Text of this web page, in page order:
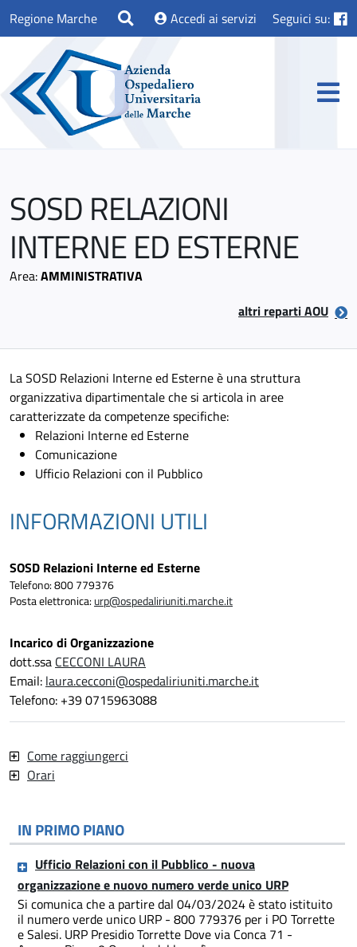
Regione Marche Accedi ai servizi Seguici su:
SOSD RELAZIONI
INTERNE ED ESTERNE
Area:AMMINISTRATIVA
altri reparti AOU
La SOSD Relazioni Interne ed Esterne è una struttura
organizzativa dipartimentale che si articola in aree
caratterizzate da competenze specifiche:
Relazioni Interne ed Esterne
Comunicazione
Ufficio Relazioni con il Pubblico
INFORMAZIONI UTILI
SOSD Relazioni Interne ed Esterne
Telefono: 800 779376
Posta elettronica: urp@ospedaliriuniti.marche.it
Incarico di Organizzazione
dott.ssa CECCONI LAURA
Email: laura.cecconi@ospedaliriuniti.marche.it
Telefono: +39 0715963088
Come raggiungerci
Orari
IN PRIMO PIANO
Ufficio Relazioni con il Pubblico - nuova
organizzazione e nuovo numero verde unico URP
Si comunica che a partire dal 04/03/2024 è stato istituito
il numero verde unico URP - 800 779376 per i PO Torrette
e Salesi. URP Presidio Torrette Dove via Conca 71 -